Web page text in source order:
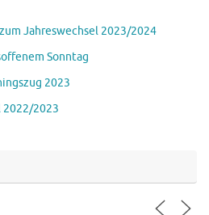
Jahreswechsel 2023/2024
Sonntag
2023
2022/2023